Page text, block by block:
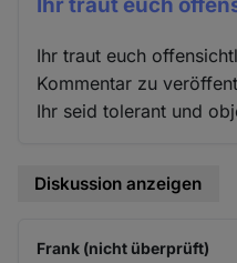
Ihr traut euch
Ihr traut euch
Kommentar zu
Ihr seid tolerant und
Diskussion anzeigen
Frank (nicht überprüft)